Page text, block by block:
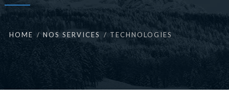
HOME NOS SERVICES TECHNOLOGIES